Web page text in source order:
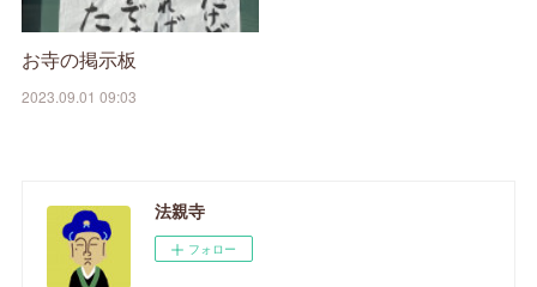
お寺の掲示板
2023.09.01 09:03
法親寺
フォロー